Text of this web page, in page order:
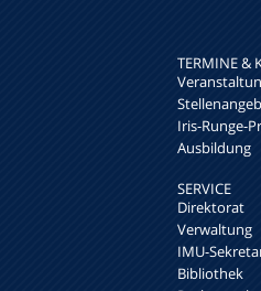
TERMINE &
Iris-Runge-
Ausbildung
SERVICE
Direktorat
Verwaltung
IMU-
Bibliothek